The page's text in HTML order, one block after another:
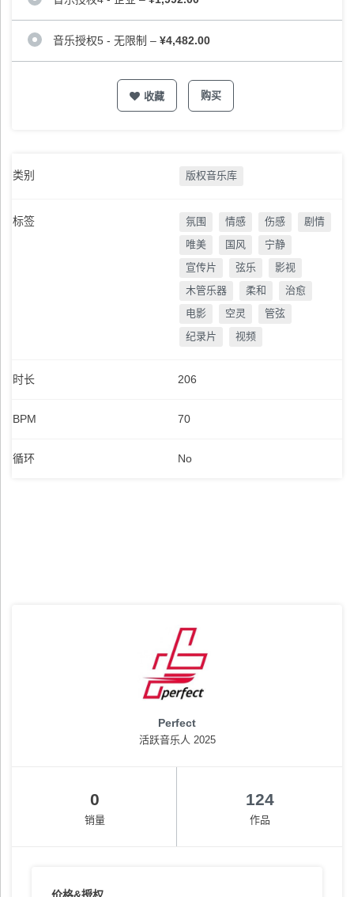
音乐授权5 - 无限制 – ¥4,482.00
收藏 购买
类别 版权音乐库
标签 氛围 情感 伤感
剧情
唯美
国风
宁静
宣传片
弦乐
影视
木管乐器
柔和
治愈
电影
空灵
管弦
纪录片
视频
时长 206
BPM 70
循环 No
Perfect
活跃音乐人 2025
0
销量
124
作品
价格&授权